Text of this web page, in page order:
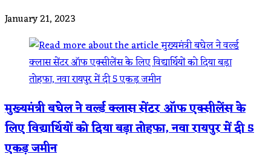
January 21, 2023
मुख्यमंत्री बघेल ने वर्ल्ड क्लास सेंटर ऑफ एक्सीलेंस के
लिए विद्यार्थियों को दिया बड़ा तोहफा, नवा रायपुर में दी 5
एकड़ जमीन